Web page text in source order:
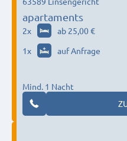
apartaments
2x ab 25,00 €
1x auf Anfrage
Mind. 1 Nacht